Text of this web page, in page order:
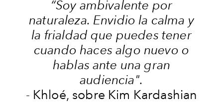
“Soy ambivalente por
naturaleza. Envidio la calma y
la frialdad que puedes tener
cuando haces algo nuevo o
hablas ante una gran
audiencia".
- Khloé, sobre Kim Kardashian